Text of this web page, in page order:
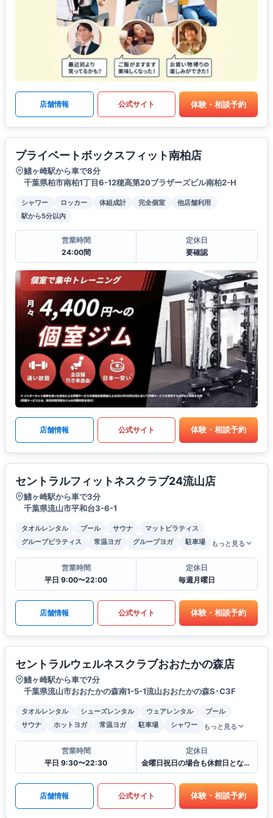
店舗情報 公式サイト 体験・相談予約
プライベートボックスフィット南柏店
鰭ヶ崎駅から車で8分
千葉県柏市南柏1丁目6-12穂高第20ブラザーズビル南柏2-H
シャワー ロッカー 体組成計 完全個室
他店舗利用
駅から5分以内
営業時間
24:00間
定休日
要確認
店舗情報 公式サイト 体験・相談予約
セントラルフィットネスクラブ24流山店
鰭ヶ崎駅から車で3分
千葉県流山市平和台3-6-1
タオルレンタル プール サウナ
マットピラティス
グループピラティス
常温ヨガ グループヨガ 駐車場 もっと見る
営業時間
平日 9:00〜22:00
定休日
毎週月曜日
店舗情報 公式サイト 体験・相談予約
セントラルウェルネスクラブおおたかの森店
鰭ヶ崎駅から車で7分
千葉県流山市おおたかの森南1-5-1流山おおたかの森S･C3F
タオルレンタル シューズレンタル ウェアレンタル
プール
サウナ
ホットヨガ 常温ヨガ 駐車場 シャワー もっと見る
営業時間
平日 9:30〜22:30
定休日
金曜日祝日の場合も休館日となります
店舗情報 公式サイト 体験・相談予約